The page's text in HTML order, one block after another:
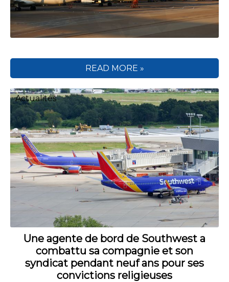
READ MORE »
Une agente de bord de Southwest a
combattu sa compagnie et son
syndicat pendant neuf ans pour ses
convictions religieuses
Actualités